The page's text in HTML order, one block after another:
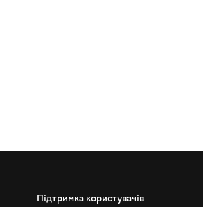
Підтримка користувачів